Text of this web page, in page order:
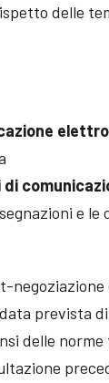
delle
e
prevista
delle